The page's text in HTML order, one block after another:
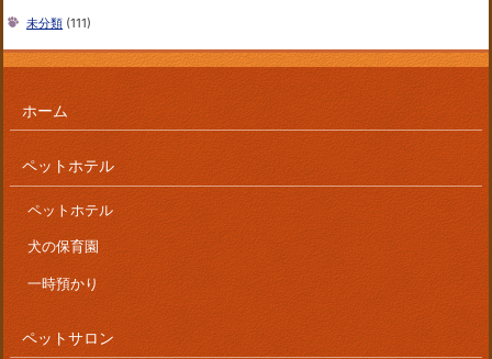
未分類 (111)
ホーム
ペットホテル
ペットホテル
犬の保育園
一時預かり
ペットサロン